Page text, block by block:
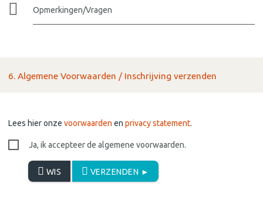
Opmerkingen/Vragen
6. Algemene Voorwaarden / Inschrijving verzenden
Lees hier onze voorwaarden en privacy statement.
Ja, ik accepteer de algemene voorwaarden.
WIS VERZENDEN ►